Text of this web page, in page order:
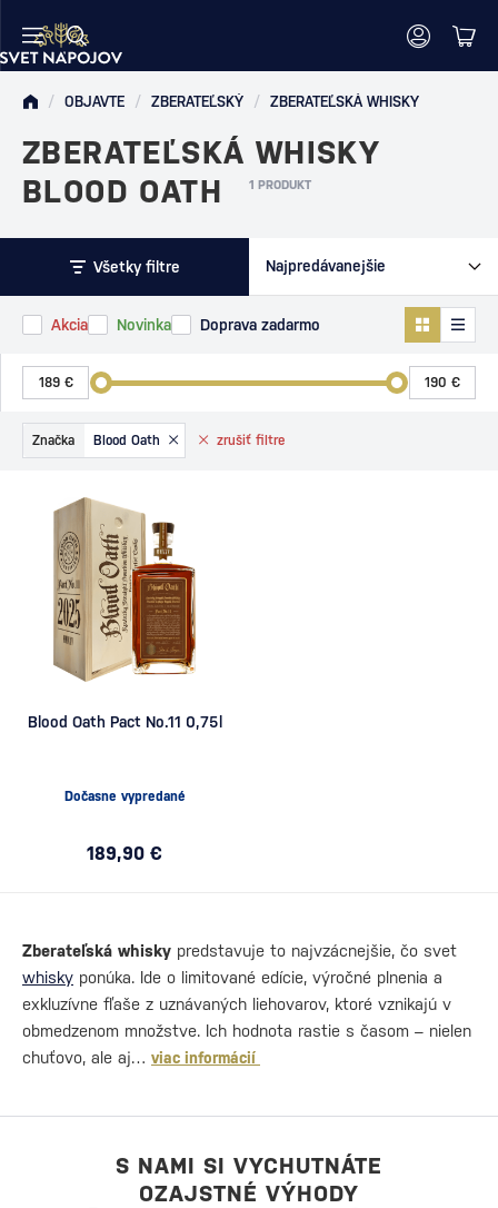
/ OBJAVTE / ZBERATEĽSKÝ / ZBERATEĽSKÁ WHISKY
ZBERATEĽSKÁ WHISKY
BLOOD OATH
1 PRODUKT
Všetky filtre
Akcia Novinka Doprava zadarmo
zrušiť filtre
Značka Blood Oath
Blood Oath Pact No.11 0,75l
Dočasne vypredané
189,90 €
Zberateľská whisky predstavuje to najvzácnejšie, čo svet
whisky ponúka. Ide o limitované edície, výročné plnenia a
exkluzívne fľaše z uznávaných liehovarov, ktoré vznikajú v
obmedzenom množstve. Ich hodnota rastie s časom – nielen
chuťovo, ale aj… viac informácií
S NAMI SI VYCHUTNÁTE
OZAJSTNÉ VÝHODY